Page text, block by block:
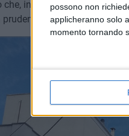
possono non
applicheranno solo
momento tornando
che, in quei giorni e nelle
prudenza è consigliera degli